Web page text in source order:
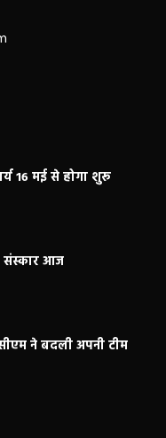
16 मई से होगा शुरू
संस्कार आज
ने बदली अपनी टीम